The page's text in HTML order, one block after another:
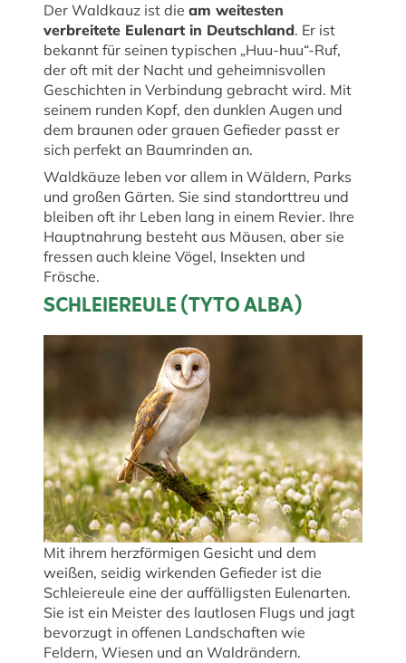
Der Waldkauz ist die am weitesten
verbreitete Eulenart in Deutschland. Er ist
bekannt für seinen typischen „Huu-huu“-Ruf,
der oft mit der Nacht und geheimnisvollen
Geschichten in Verbindung gebracht wird. Mit
seinem runden Kopf, den dunklen Augen und
dem braunen oder grauen Gefieder passt er
sich perfekt an Baumrinden an.
Waldkäuze leben vor allem in Wäldern, Parks
und großen Gärten. Sie sind standorttreu und
bleiben oft ihr Leben lang in einem Revier. Ihre
Hauptnahrung besteht aus Mäusen, aber sie
fressen auch kleine Vögel, Insekten und
Frösche.
SCHLEIEREULE (TYTO ALBA)
Mit ihrem herzförmigen Gesicht und dem
weißen, seidig wirkenden Gefieder ist die
Schleiereule eine der auffälligsten Eulenarten.
Sie ist ein Meister des lautlosen Flugs und jagt
bevorzugt in offenen Landschaften wie
Feldern, Wiesen und an Waldrändern.